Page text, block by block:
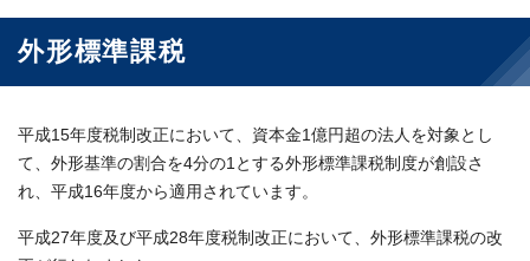
外形標準課税
平成15年度税制改正において、資本金1億円超の法人を対象とし
て、外形基準の割合を4分の1とする外形標準課税制度が創設さ
れ、平成16年度から適用されています。
平成27年度及び平成28年度税制改正において、外形標準課税の改